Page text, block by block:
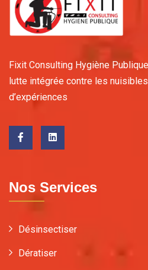
Fixit Consulting Hygiène
lutte intégrée contre les
d’expériences
Nos Services
Désinsectiser
Dératiser